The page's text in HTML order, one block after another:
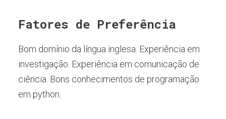
Fatores de Preferência
Bom domínio da língua inglesa. Experiência em
investigação. Experiência em comunicação de
ciência. Bons conhecimentos de programação
em python.